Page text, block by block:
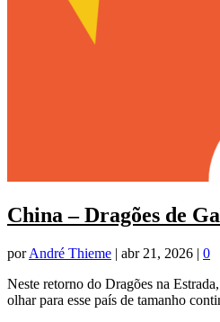
China – Dragões de
porAndré Thieme | abr 21, 2026 | 0
Neste retorno do Dragões na
olhar para esse país de tamanho